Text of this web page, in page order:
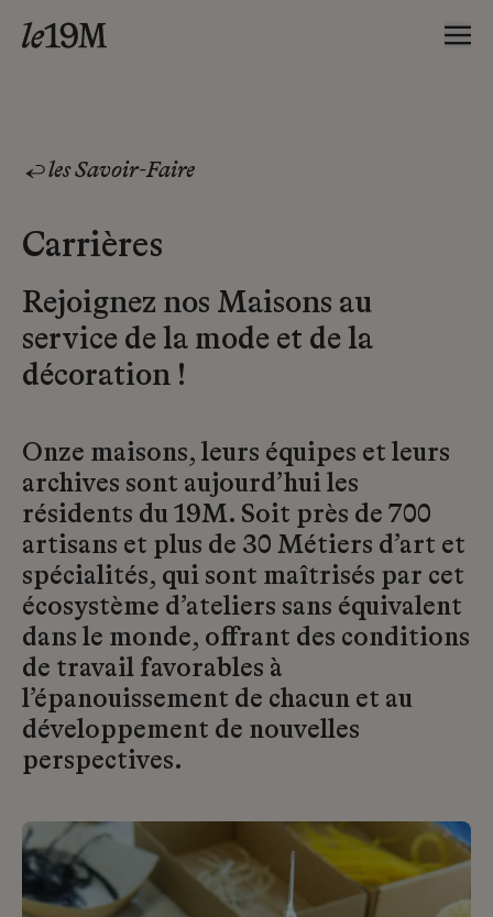
les Savoir-Faire
Carrières
Rejoignez nos Maisons au
service de la mode et de la
décoration !
Onze maisons, leurs équipes et leurs
archives sont aujourd’hui les
résidents du 19M. Soit près de 700
artisans et plus de 30 Métiers d’art et
spécialités, qui sont maîtrisés par cet
écosystème d’ateliers sans équivalent
dans le monde, offrant des conditions
de travail favorables à
l’épanouissement de chacun et au
développement de nouvelles
perspectives.